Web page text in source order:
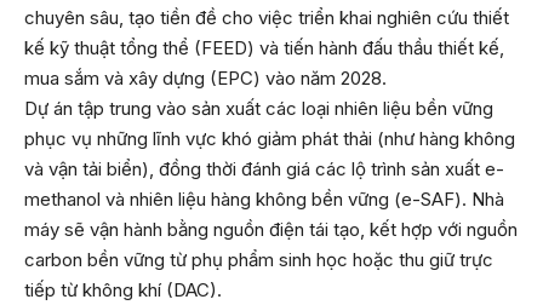
chuyên sâu, tạo tiền đề cho việc triển khai nghiên cứu thiết
kế kỹ thuật tổng thể (FEED) và tiến hành đấu thầu thiết kế,
mua sắm và xây dựng (EPC) vào năm 2028.
Dự án tập trung vào sản xuất các loại nhiên liệu bền vững
phục vụ những lĩnh vực khó giảm phát thải (như hàng không
và vận tải biển), đồng thời đánh giá các lộ trình sản xuất e-
methanol và nhiên liệu hàng không bền vững (e-SAF). Nhà
máy sẽ vận hành bằng nguồn điện tái tạo, kết hợp với nguồn
carbon bền vững từ phụ phẩm sinh học hoặc thu giữ trực
tiếp từ không khí (DAC).